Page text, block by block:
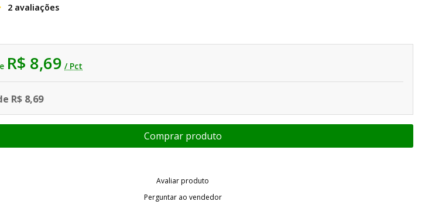
2 avaliações
R$ 8,69 / Pct
R$ 8,69
Avaliar produto
Perguntar ao vendedor